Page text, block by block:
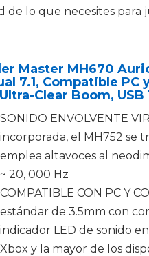
lo que necesites
Master MH670
7.1, Compatible
Clear Boom,
SONIDO ENVOLVENTE
incorporada, el MH752 se
emplea altavoces al
~ 20, 000 Hz
COMPATIBLE CON PC Y
estándar de 3.5mm con
indicador LED de sonido
Xbox y la mayor de los